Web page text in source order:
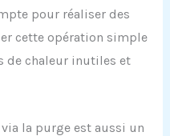
pour réaliser des
cette opération simple
de chaleur inutiles et
la purge est aussi un